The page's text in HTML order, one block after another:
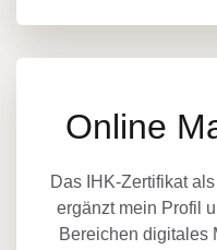
Online
Das IHK-Zertifikat
ergänzt mein Profil
Bereichen digitales